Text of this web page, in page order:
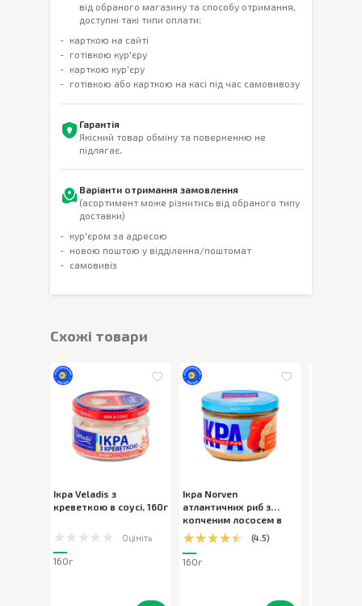
від обраного магазину та способу отримання,
доступні такі типи оплати:
карткою на сайті
готівкою кур'єру
карткою кур'єру
готівкою або карткою на касі під час самовивозу
Гарантія
Якісний товар обміну та поверненню не
підлягає.
Варіанти отримання замовлення
(асортимент може різнитись від обраного типу
доставки)
кур'єром за адресою
новою поштою у відділення/поштомат
самовивіз
Cхожі товари
Ікра Veladis з
креветкою в соусі, 160г
Оцініть
160г
Ікра Norven
атлантичних риб з
копченим лососем в
соусі
160г (4.5)
160г